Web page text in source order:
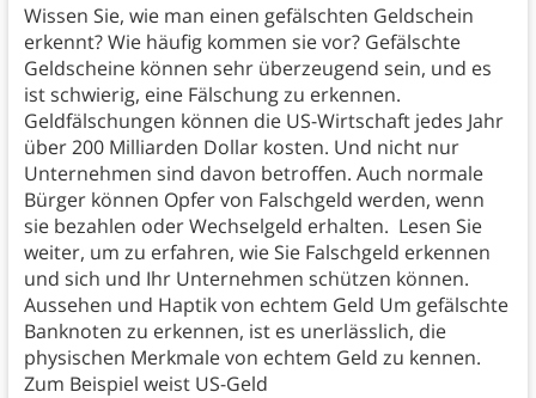
Wissen Sie, wie man einen gefälschten Geldschein
erkennt? Wie häufig kommen sie vor? Gefälschte
Geldscheine können sehr überzeugend sein, und es
ist schwierig, eine Fälschung zu erkennen.
Geldfälschungen können die US-Wirtschaft jedes Jahr
über 200 Milliarden Dollar kosten. Und nicht nur
Unternehmen sind davon betroffen. Auch normale
Bürger können Opfer von Falschgeld werden, wenn
sie bezahlen oder Wechselgeld erhalten. Lesen Sie
weiter, um zu erfahren, wie Sie Falschgeld erkennen
und sich und Ihr Unternehmen schützen können.
Aussehen und Haptik von echtem Geld Um gefälschte
Banknoten zu erkennen, ist es unerlässlich, die
physischen Merkmale von echtem Geld zu kennen.
Zum Beispiel weist US-Geld